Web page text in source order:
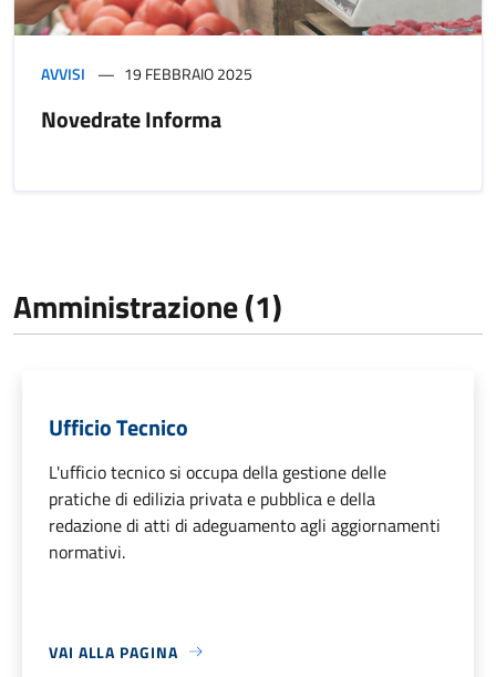
AVVISI 19 FEBBRAIO 2025
Novedrate Informa
Amministrazione (1)
Ufficio Tecnico
L'ufficio tecnico si occupa della gestione delle
pratiche di edilizia privata e pubblica e della
redazione di atti di adeguamento agli aggiornamenti
normativi.
VAI ALLA PAGINA